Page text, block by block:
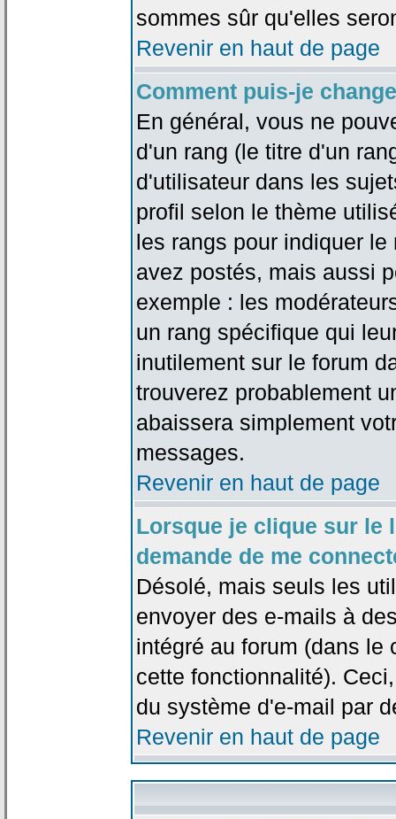
sommes sûr qu'elles
Revenir en haut de page
Comment puis-je
En général, vous ne
d'un rang (le titre d'un
d'utilisateur dans les
profil selon le thème
les rangs pour indiquer
avez postés, mais aussi
exemple : les
un rang spécifique qui
inutilement sur le forum
trouverez probablement
abaissera simplement
messages.
Revenir en haut de page
Lorsque je clique sur le
demande de me
Désolé, mais seuls les
envoyer des e-mails à
intégré au forum (dans le
cette fonctionnalité).
du système d'e-mail par
Revenir en haut de page